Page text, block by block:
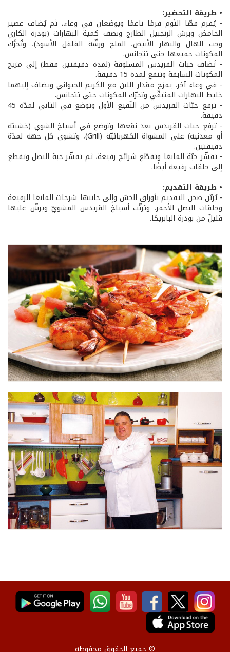
• طريقة التحضير:
- يُفرم فصّا الثوم فرمًا ناعمًا ويوضعان في وعاء، ثم يُضاف عصير
الحامض وبرش الزنجبيل الطازج ونصف كمية البهارات (بودرة الكاري
وحب الهال والبهار الأبيض، الملح ورشّة الفلفل الأسود)، وتُحرَّك
المكونات جميعها حتى تتجانس.
- تُضاف حبات القريدس المسلوقة (لمدة دقيقتين فقط) إلى مزيج
المكونات السابقة وتنقع لمدة 15 دقيقة.
- في وعاء آخر، يمزج مقدار اللبن مع الكريم الحيواني ويضاف إليهما
خليط البهارات المتبقّي وتحرّك المكونات حتى تتجانس.
- ترفع حبّات القريدس من النّقيع الأول وتوضع في الثاني لمدّة 45
دقيقة.
- ترفع حبات القريدس بعد نقعها وتوضع في أسياخ الشوي (خشبيّة
أو معدنية) على المشواة الكهربائيّة (Grill)، وتشوى كل جهة لمدّة
دقيقتين.
- تقشّر حبّة المانغا وتقطّع شرائح رفيعة، ثم تقشّر حبة البصل وتقطع
إلى حلقات رفيعة أيضًا.
• طريقة التقديم:
- يُزيّن صحن التقديم بأوراق الخسّ وإلى جانبها شرحات المانغا الرفيعة
وحلقات البصل الأحمر، وترتّب أسياخ القريدس المشويّ ويرشّ عليها
قليلٌ من بودرة البابريكا.
© جميع الحقوق محفوظة